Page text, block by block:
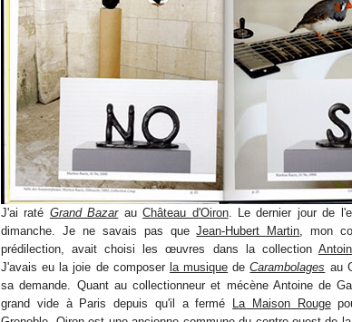
J'ai raté Grand BazarauChâteau d'Oiron. Le dernier jour de
dimanche. Je ne savais pas queJean-Hubert Martin , mon
prédilection, avait choisi les œuvres dans la collection
J'avais eu la joie de composer la musique deCarambolages au
sa demande. Quant au collectionneur et mécène Antoine de
grand vide à Paris depuis qu'il a fermé
La Maison Rouge